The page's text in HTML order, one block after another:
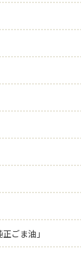
ごま油」